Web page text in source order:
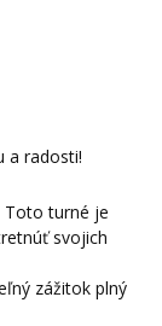
a radosti!
Toto turné je
svojich
zážitok plný